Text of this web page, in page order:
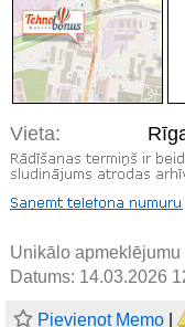
Vieta:
Unikālo apmeklējumu
Datums: 14.03.2026
Pievienot Memo